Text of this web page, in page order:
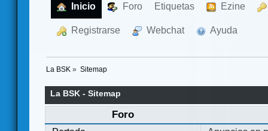
Inicio Foro Etiquetas Ezine
Registrarse Webchat Ayuda
La BSK » Sitemap
La BSK - Sitemap
Foro